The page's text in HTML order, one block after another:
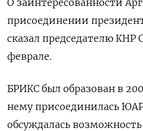
присоединении
сказал председателю КНР
феврале.
БРИКС был образован в
нему присоединилась ЮАР
обсуждалась